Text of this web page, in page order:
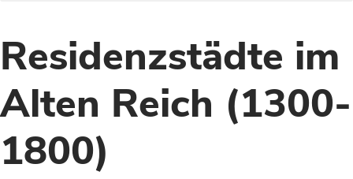
Residenzstädte im
Alten Reich (1300-
1800)